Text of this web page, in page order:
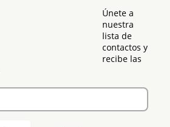
Únete a
nuestra
lista de
contactos y
recibe las